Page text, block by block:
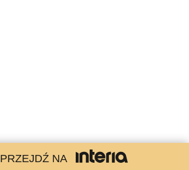
PRZEJDŹ NA